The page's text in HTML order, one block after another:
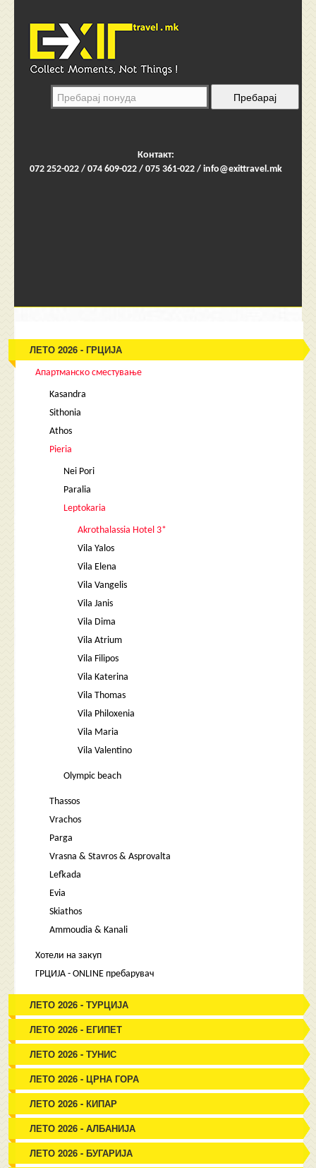
Контакт:
072 252-022 / 074 609-022 / 075 361-022 / info@exittravel.mk
ЛЕТО 2026 - ГРЦИЈА
Апартманско сместување
Kasandra
Sithonia
Athos
Pieria
Nei Pori
Paralia
Leptokaria
Akrothalassia Hotel 3*
Vila Yalos
Vila Elena
Vila Vangelis
Vila Janis
Vila Dima
Vila Atrium
Vila Filipos
Vila Katerina
Vila Thomas
Vila Philoxenia
Vila Maria
Vila Valentino
Olympic beach
Thassos
Vrachos
Parga
Vrasna & Stavros & Asprovalta
Lefkada
Evia
Skiathos
Ammoudia & Kanali
Хотели на закуп
ГРЦИЈА - ONLINE пребарувач
ЛЕТО 2026 - ТУРЦИЈА
ЛЕТО 2026 - ЕГИПЕТ
ЛЕТО 2026 - ТУНИС
ЛЕТО 2026 - ЦРНА ГОРА
ЛЕТО 2026 - КИПАР
ЛЕТО 2026 - АЛБАНИЈА
ЛЕТО 2026 - БУГАРИЈА